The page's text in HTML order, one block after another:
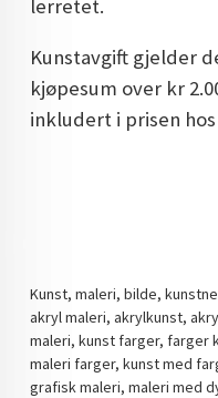
lerretet.
Kunstavgift gjelder
kjøpesum over kr
inkludert i prisen
Kunst, maleri, bilde,
akryl maleri, akrylkunst,
maleri, kunst farger, farger
maleri farger, kunst med
grafisk maleri, maleri med